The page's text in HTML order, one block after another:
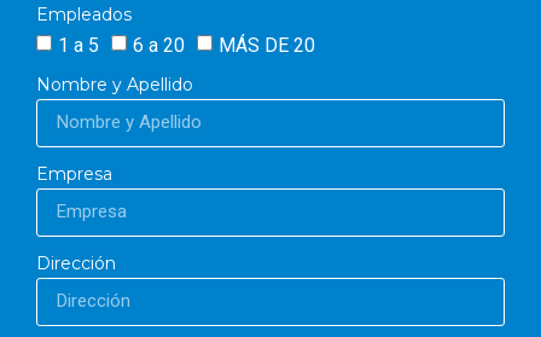
Empleados
1 a 5 6 a 20 MÁS DE 20
Nombre y Apellido
Empresa
Dirección